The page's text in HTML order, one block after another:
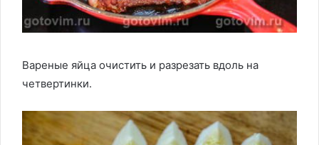
Вареные яйца очистить и разрезать вдоль на
четвертинки.